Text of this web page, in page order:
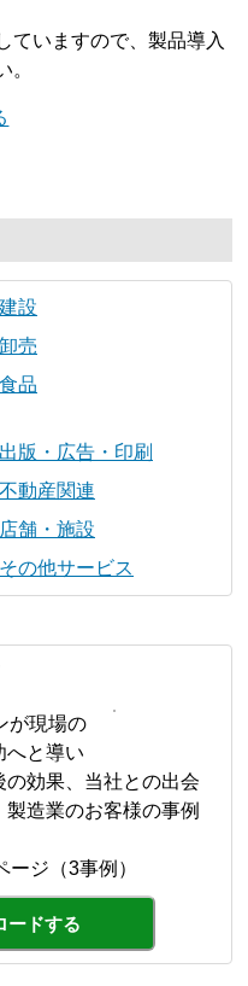
ていますので、製品導入
。
建設
卸売
食品
出版・広告・印刷
不動産関連
店舗・施設
その他サービス
が現場の
へと導い
効果、当社との出会
造業のお客様の事例
ジ（3事例）
ードする